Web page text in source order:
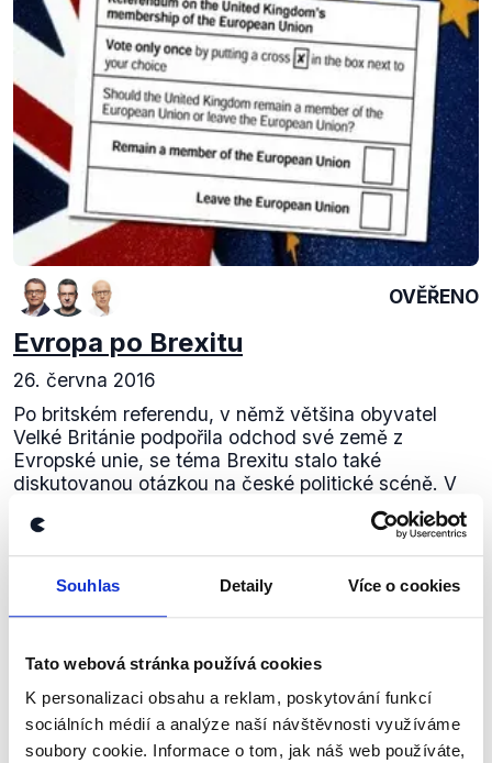
Souhlas Detaily Více o cookies
Tato webová stránka používá cookies
K personalizaci obsahu a reklam, poskytování funkcí
sociálních médií a analýze naší návštěvnosti využíváme
soubory cookie. Informace o tom, jak náš web používáte,
OVĚŘENO
Evropa po Brexitu
26. června 2016
Po britském referendu, v němž většina obyvatel
Velké Británie podpořila odchod své země z
Evropské unie, se téma Brexitu stalo také
diskutovanou otázkou na české politické scéně. V
Číst dál
Zůstaňme v kontaktu
Přihlaste se k odběru našeho
newsletteru nebowhatsappového